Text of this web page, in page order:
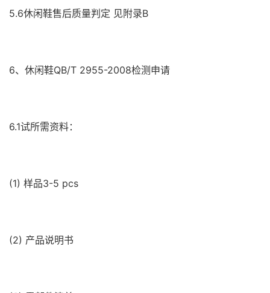
5.6休闲鞋售后质量判定 见附录B
6、休闲鞋QB/T 2955-2008检测申请
6.1试所需资料：
(1) 样品3-5 pcs
(2) 产品说明书